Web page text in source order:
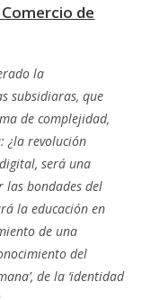
de
la
subsidiaras, que
de complejidad,
¿la revolución
será una
bondades del
la educación en
de una
del
de la ‘identidad